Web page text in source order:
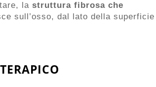
la struttura fibrosa che
sull’osso, dal lato della superficie